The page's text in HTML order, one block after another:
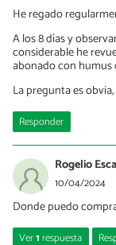
He regado
A los 8 días y
considerable he
abonado con humus
La pregunta es
Responder
Rogelio
10/04/2024
Donde puedo
Ver1respuesta